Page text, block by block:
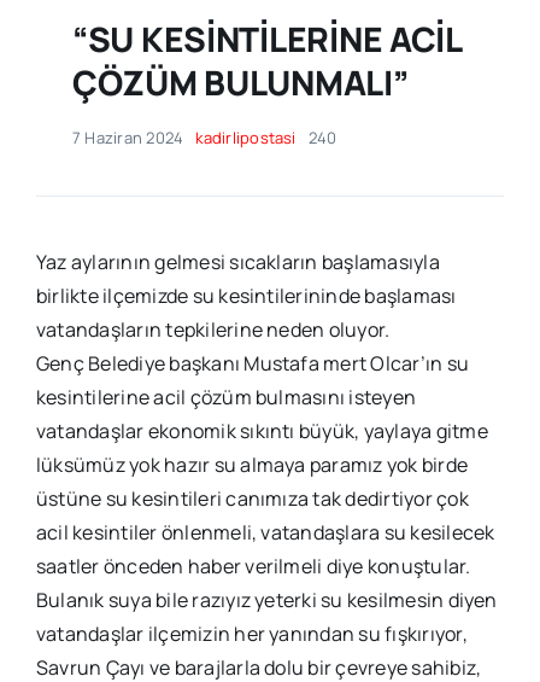
“SU KESİNTİLERİNE ACİL
ÇÖZÜM BULUNMALI”
7 Haziran 2024 kadirlipostasi 240
Yaz aylarının gelmesi sıcakların başlamasıyla
birlikte ilçemizde su kesintilerininde başlaması
vatandaşların tepkilerine neden oluyor.
Genç Belediye başkanı Mustafa mert Olcar’ın su
kesintilerine acil çözüm bulmasını isteyen
vatandaşlar ekonomik sıkıntı büyük, yaylaya gitme
lüksümüz yok hazır su almaya paramız yok birde
üstüne su kesintileri canımıza tak dedirtiyor çok
acil kesintiler önlenmeli, vatandaşlara su kesilecek
saatler önceden haber verilmeli diye konuştular.
Bulanık suya bile razıyız yeterki su kesilmesin diyen
vatandaşlar ilçemizin her yanından su fışkırıyor,
Savrun Çayı ve barajlarla dolu bir çevreye sahibiz,